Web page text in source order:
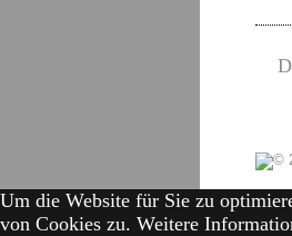
Um die Website für Sie zu
von Cookies zu. Weitere